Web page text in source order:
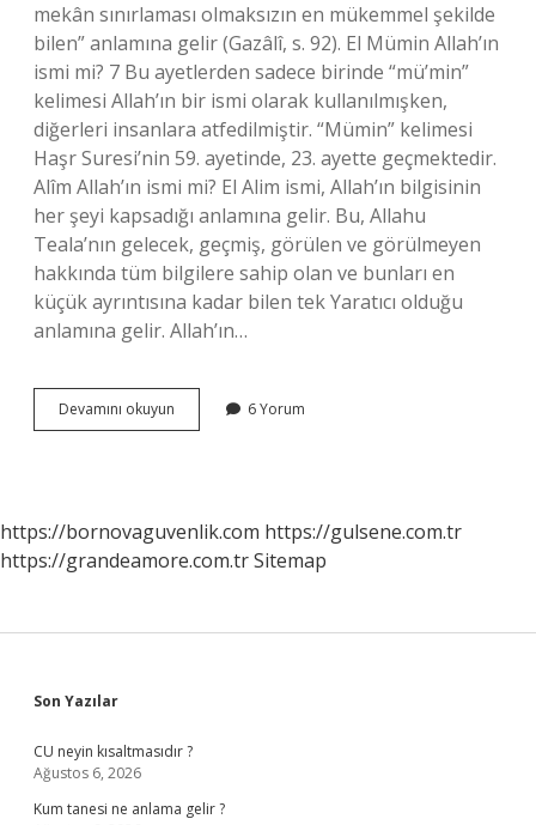
mekân sınırlaması olmaksızın en mükemmel şekilde
bilen” anlamına gelir (Gazâlî, s. 92). El Mümin Allah’ın
ismi mi? 7 Bu ayetlerden sadece birinde “mü’min”
kelimesi Allah’ın bir ismi olarak kullanılmışken,
diğerleri insanlara atfedilmiştir. “Mümin” kelimesi
Haşr Suresi’nin 59. ayetinde, 23. ayette geçmektedir.
Alîm Allah’ın ismi mi? El Alim ismi, Allah’ın bilgisinin
her şeyi kapsadığı anlamına gelir. Bu, Allahu
Teala’nın gelecek, geçmiş, görülen ve görülmeyen
hakkında tüm bilgilere sahip olan ve bunları en
küçük ayrıntısına kadar bilen tek Yaratıcı olduğu
anlamına gelir. Allah’ın…
Devamını okuyun
Allahın
6 Yorum
https://bornovaguvenlik.com https://gulsene.com.tr
https://grandeamore.com.trSitemap
Sidebar
Son Yazılar
CU neyin kısaltmasıdır ?
Ağustos 6, 2026
Kum tanesi ne anlama gelir ?